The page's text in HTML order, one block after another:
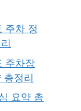
주차 정
주차장
총정리
요약 총